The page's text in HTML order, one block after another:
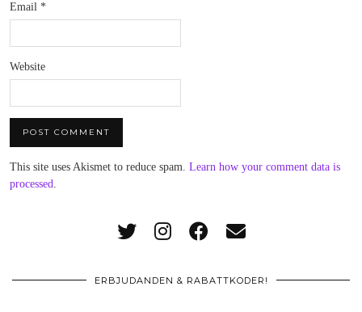
Email *
Website
This site uses Akismet to reduce spam. Learn how your comment data is
processed.
ERBJUDANDEN & RABATTKODER!